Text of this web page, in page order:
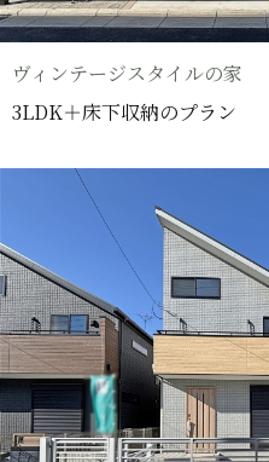
ヴィンテージスタイルの家
3LDK＋床下収納のプラン